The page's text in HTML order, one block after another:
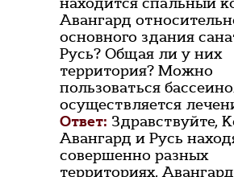
Авангард
основного здания
Русь? Общая ли у них
территория? Можно
пользоваться
осуществляется
Ответ: Здравствуйте,
Авангард и Русь
совершенно разных
территориях, Авангард